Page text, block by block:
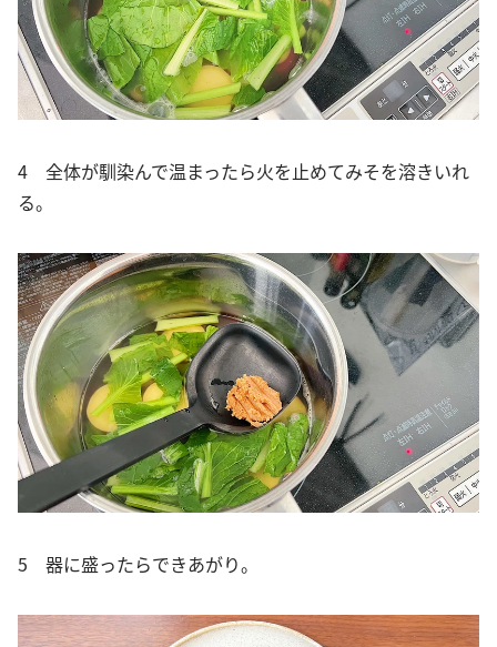
4 全体が馴染んで温まったら火を止めてみそを溶きいれ
る。
5 器に盛ったらできあがり。